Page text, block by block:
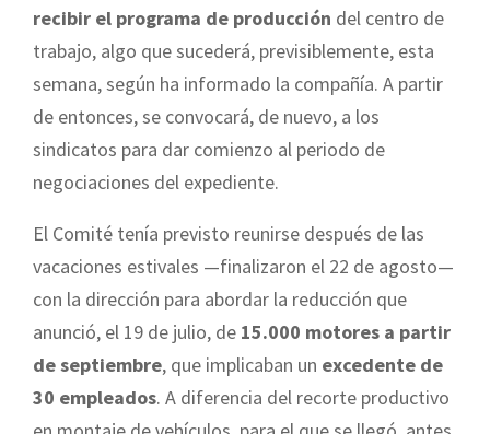
recibir el programa de producción del centro de
trabajo, algo que sucederá, previsiblemente, esta
semana, según ha informado la compañía. A partir
de entonces, se convocará, de nuevo, a los
sindicatos para dar comienzo al periodo de
negociaciones del expediente.
El Comité tenía previsto reunirse después de las
vacaciones estivales —finalizaron el 22 de agosto—
con la dirección para abordar la reducción que
anunció, el 19 de julio, de 15.000 motores a partir
de septiembre, que implicaban un excedente de
30 empleados. A diferencia del recorte productivo